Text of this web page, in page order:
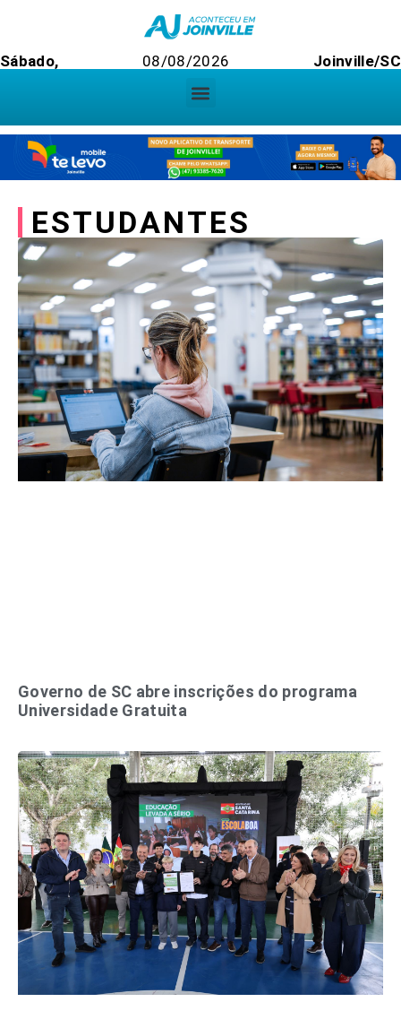
Sábado, 08/08/2026 Joinville/SC
ESTUDANTES
Governo de SC abre inscrições do programa
Universidade Gratuita